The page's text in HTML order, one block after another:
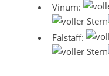
Vinum:
Falstaff: